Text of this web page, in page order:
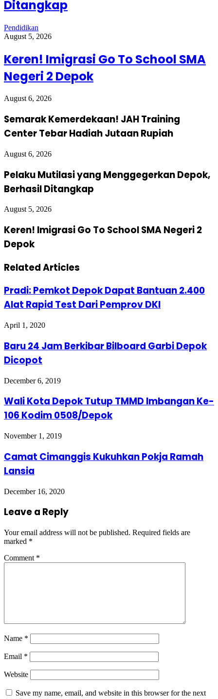
Ditangkap
Pendidikan
August 5, 2026
Keren! Imigrasi Go To School SMA
Negeri 2 Depok
August 6, 2026
Semarak Kemerdekaan! JAH Training
Center Tebar Hadiah Jutaan Rupiah
August 6, 2026
Pelaku Mutilasi yang Menggegerkan Depok,
Berhasil Ditangkap
August 5, 2026
Keren! Imigrasi Go To School SMA Negeri 2
Depok
Related Articles
Pradi: Pemkot Depok Dapat Bantuan 2.400
Alat Rapid Test Dari Pemprov DKI
April 1, 2020
Baru 24 Jam Berkibar Bilboard Garbi Depok
Dicopot
December 6, 2019
Wali Kota Depok Tutup TMMD Imbangan Ke-
106 Kodim 0508/Depok
November 1, 2019
Camat Cimanggis Kukuhkan Pokja Ramah
Lansia
December 16, 2020
Leave a Reply
Your email address will not be published. Required fields are
marked *
Comment *
Name *
Email *
Website
Save my name, email, and website in this browser for the next